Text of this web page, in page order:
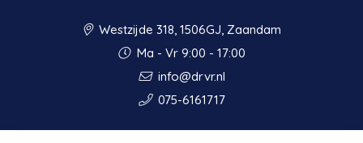
Westzijde 318, 1506GJ, Zaandam
Ma - Vr 9:00 - 17:00
info@drvr.nl
075-6161717